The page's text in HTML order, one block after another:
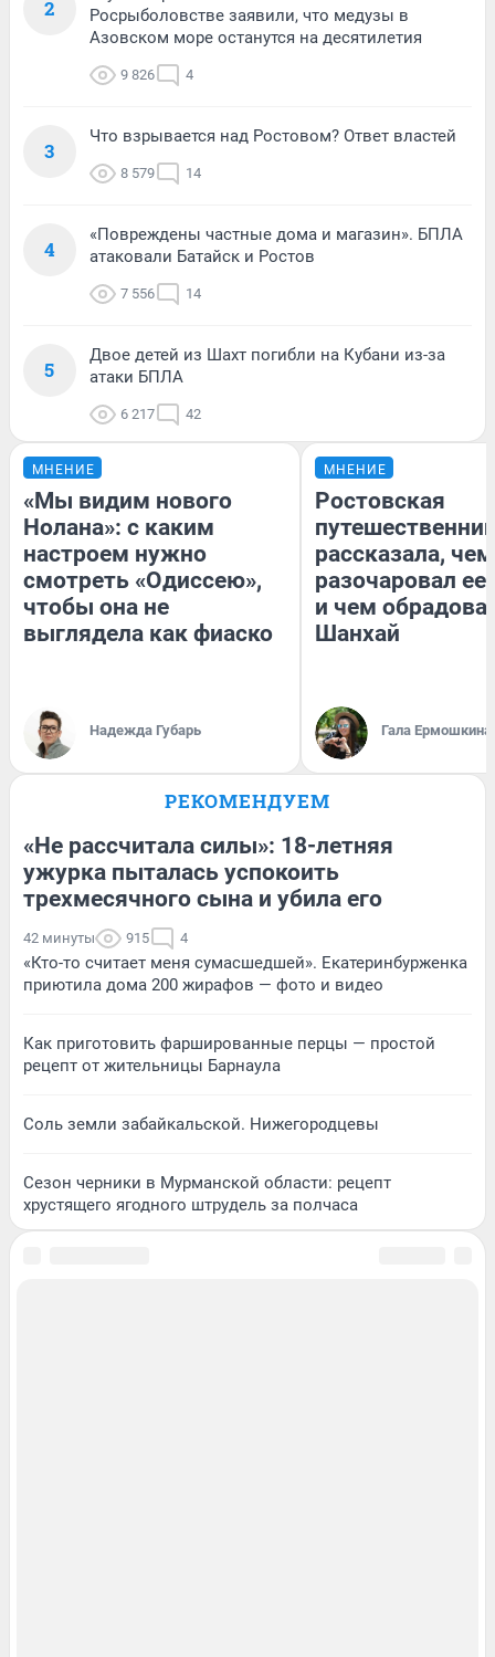
2
Росрыболовстве заявили, что медузы в
Азовском море останутся на десятилетия
9 826 4
3
Что взрывается над Ростовом? Ответ властей
8 579 14
4
«Повреждены частные дома и магазин». БПЛА
атаковали Батайск и Ростов
7 556 14
5
Двое детей из Шахт погибли на Кубани из-за
атаки БПЛА
6 217 42
МНЕНИЕ
«Мы видим нового
Нолана»: с каким
настроем нужно
смотреть «Одиссею»,
чтобы она не
выглядела как фиаско
Надежда Губарь
МНЕНИЕ
Ростовская
рассказала, чем
разочаровал
и чем
Шанхай
Гала Ермошкина
РЕКОМЕНДУЕМ
«Не рассчитала силы»: 18-летняя
ужурка пыталась успокоить
трехмесячного сына и убила его
42 минуты 915 4
«Кто-то считает меня сумасшедшей». Екатеринбурженка
приютила дома 200 жирафов — фото и видео
Как приготовить фаршированные перцы — простой
рецепт от жительницы Барнаула
Соль земли забайкальской. Нижегородцевы
Сезон черники в Мурманской области: рецепт
хрустящего ягодного штрудель за полчаса